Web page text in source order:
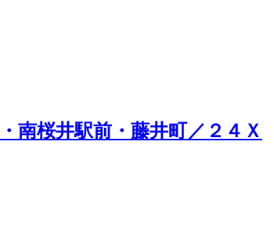
南桜井駅前・藤井町／２４Ｘ